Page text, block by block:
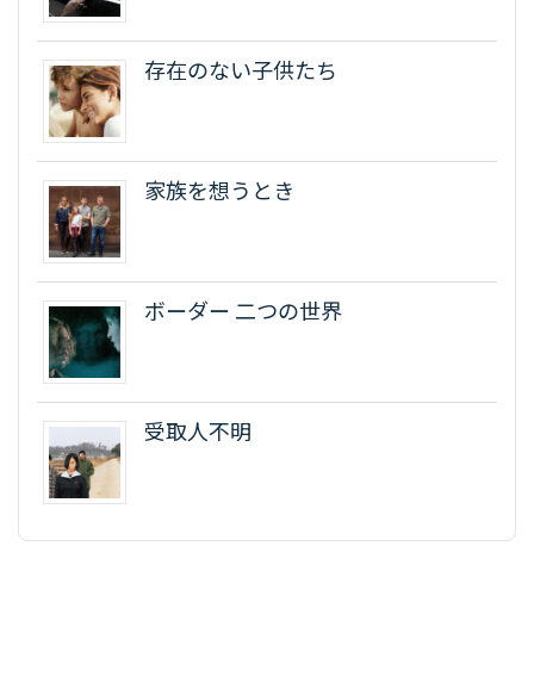
存在のない子供たち
家族を想うとき
ボーダー 二つの世界
受取人不明